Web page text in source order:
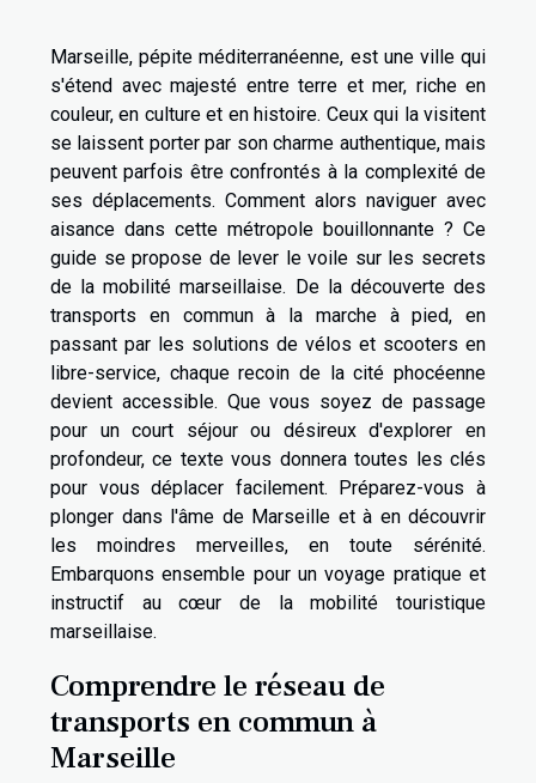
Marseille, pépite méditerranéenne, est une ville qui
s'étend avec majesté entre terre et mer, riche en
couleur, en culture et en histoire. Ceux qui la visitent
se laissent porter par son charme authentique, mais
peuvent parfois être confrontés à la complexité de
ses déplacements. Comment alors naviguer avec
aisance dans cette métropole bouillonnante ? Ce
guide se propose de lever le voile sur les secrets
de la mobilité marseillaise. De la découverte des
transports en commun à la marche à pied, en
passant par les solutions de vélos et scooters en
libre-service, chaque recoin de la cité phocéenne
devient accessible. Que vous soyez de passage
pour un court séjour ou désireux d'explorer en
profondeur, ce texte vous donnera toutes les clés
pour vous déplacer facilement. Préparez-vous à
plonger dans l'âme de Marseille et à en découvrir
les moindres merveilles, en toute sérénité.
Embarquons ensemble pour un voyage pratique et
instructif au cœur de la mobilité touristique
marseillaise.
Comprendre le réseau de
transports en commun à
Marseille